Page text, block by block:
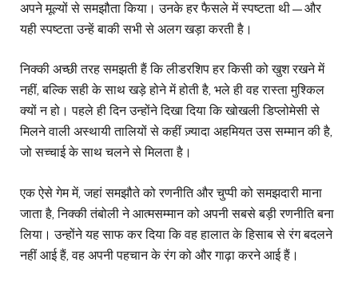
अपने मूल्यों से समझौता किया। उनके हर फैसले में स्पष्टता थी—और
यही स्पष्टता उन्हें बाकी सभी से अलग खड़ा करती है।
निक्की अच्छी तरह समझती हैं कि लीडरशिप हर किसी को खुश रखने में
नहीं, बल्कि सही के साथ खड़े होने में होती है, भले ही वह रास्ता मुश्किल
क्यों न हो। पहले ही दिन उन्होंने दिखा दिया कि खोखली डिप्लोमेसी से
मिलने वाली अस्थायी तालियों से कहीं ज़्यादा अहमियत उस सम्मान की है,
जो सच्चाई के साथ चलने से मिलता है।
एक ऐसे गेम में, जहां समझौते को रणनीति और चुप्पी को समझदारी माना
जाता है, निक्की तंबोली ने आत्मसम्मान को अपनी सबसे बड़ी रणनीति बना
लिया। उन्होंने यह साफ कर दिया कि वह हालात के हिसाब से रंग बदलने
नहीं आई हैं, वह अपनी पहचान के रंग को और गाढ़ा करने आई हैं।